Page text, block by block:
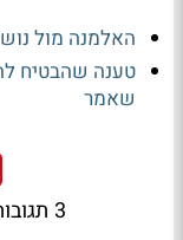
האלמנה מול
טענה שהבטיח
שאמר
3 תגובות